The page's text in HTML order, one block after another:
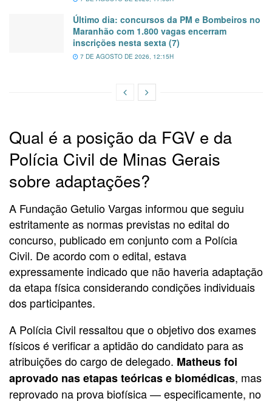
Último dia: concursos da PM e Bombeiros no
Maranhão com 1.800 vagas encerram
inscrições nesta sexta (7)
7 DE AGOSTO DE 2026, 12:15H
Qual é a posição da FGV e da
Polícia Civil de Minas Gerais
sobre adaptações?
A Fundação Getulio Vargas informou que seguiu
estritamente as normas previstas no edital do
concurso, publicado em conjunto com a Polícia
Civil. De acordo com o edital, estava
expressamente indicado que não haveria adaptação
da etapa física considerando condições individuais
dos participantes.
A Polícia Civil ressaltou que o objetivo dos exames
físicos é verificar a aptidão do candidato para as
atribuições do cargo de delegado. Matheus foi
aprovado nas etapas teóricas e biomédicas, mas
reprovado na prova biofísica — especificamente, no